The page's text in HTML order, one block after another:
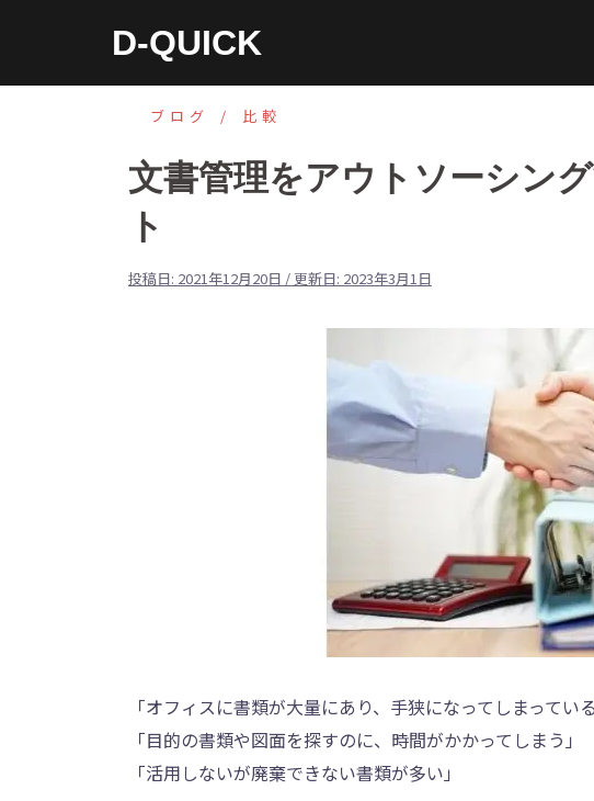
テ
D-QUICK
ブログ 比較
文書管理をアウトソーシン
ト
投稿日: 2021年12月20日 / 更新日: 2023年3月1日
「オフィスに書類が大量にあり、手狭になってしまっている
「目的の書類や図面を探すのに、時間がかかってしまう」
「活用しないが廃棄できない書類が多い」